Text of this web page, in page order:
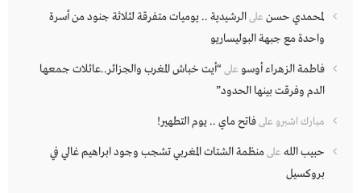
لمحمدي حسن علىالرشيدية .. يوميات متفرقة لثلاثة جنود من أسرة
واحدة مع جبهة البوليساريو
فاطمة الزهراء أوسو على“أيت خباش المغرب والجزائر..عائلات جمعها
الدم وفرقت بينها الحدود”
مبارك اشبرو علىفاتح ماي .. يوم التطهير!
حبيب الله علىمنظمة الشتات المغربي تشجب وجود ابراهيم غالي في
بروكسيل